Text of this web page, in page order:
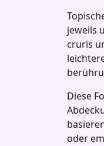
jeweils
cruris
Diese
oder